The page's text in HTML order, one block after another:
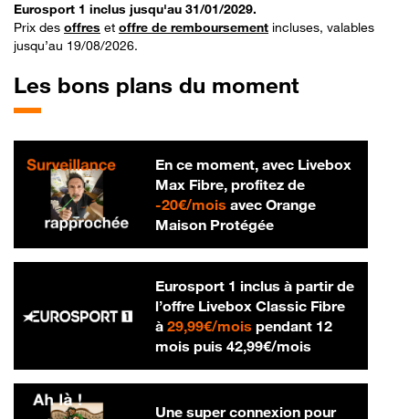
Eurosport 1 inclus jusqu'au 31/01/2029.
Prix des offres et offre de remboursement incluses, valables
jusqu’au 19/08/2026.
Les bons plans du moment
En ce moment, avec Livebox
Max Fibre, profitez de
-20€/mois20 € par mois
avec Orange
Maison Protégée
Eurosport 1 inclus à partir de
l’offre Livebox Classic Fibre
à 29,99€/mois29,99 € par mois
pendant 12
mois puis 42,99€/mois42,99 € par
Une super connexion pour